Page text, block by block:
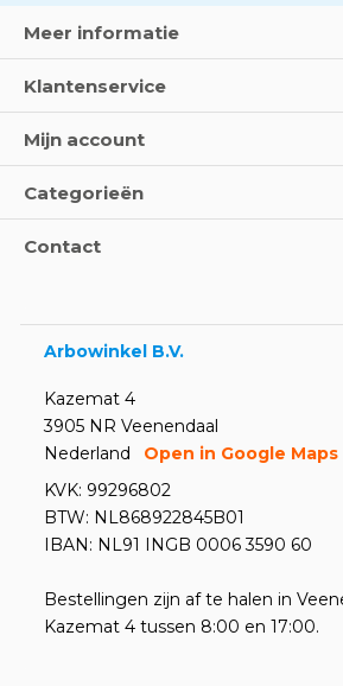
Meer informatie
Klantenservice
Mijn account
Categorieën
Contact
Arbowinkel B.V.
Kazemat 4
3905 NR Veenendaal
Nederland
Open in Google Maps
KVK: 99296802
BTW: NL868922845B01
IBAN: NL91 INGB 0006 3590 60
Bestellingen zijn af te halen in
Kazemat 4 tussen 8:00 en 17:00.